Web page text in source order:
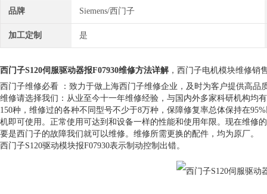
品牌 Siemens/西门子
加工定制 是
西门子S120伺服驱动器报F07930维修方法详解，西门子电机模块维修销
西门子维修必看 ：致力于做上海西门子维修企业，及时为客户提供高品
维修请选择我们：从业至今十一年维修经验，与国内外多家科研机构均
150种，维修过的各种不同型号不少于8万种，保障修复率总体保持在
机即可使用。正常使用可达到和设备一样的性能和使用年限。现在维修
要是西门子的故障我们就可以维修。维修所需更换的配件，均为原厂。
西门子S120驱动模块报F07930表示制动控制出错。